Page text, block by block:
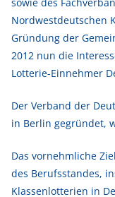
Nordwestdeutschen
Gründung der
2012 nun die
Lotterie-Einnehmer
Der Verband der
in Berlin gegründet,
Das vornehmliche
des Berufsstandes,
Klassenlotterien in